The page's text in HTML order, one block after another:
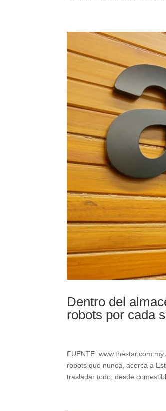
Dentro del
robots por cada
FUENTE:
robots que nunca, acerca a
trasladar todo, desde